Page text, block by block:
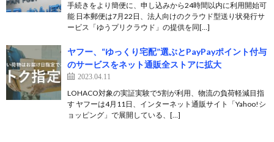
手続きをより簡便に、申し込みから24時間以内に利用開始可
能 日本郵便は7月22日、法人向けのクラウド型送り状発行サ
ービス「ゆうプリクラウド」の提供を同[…]
ヤフー、“ゆっくり宅配”選ぶとPayPayポイント付与
のサービスをネット通販全ストアに拡大
2023.04.11
LOHACO対象の実証実験で5割が利用、物流の負荷軽減目指
す ヤフーは4月11日、インターネット通販サイト「Yahoo!シ
ョッピング」で展開している、[…]